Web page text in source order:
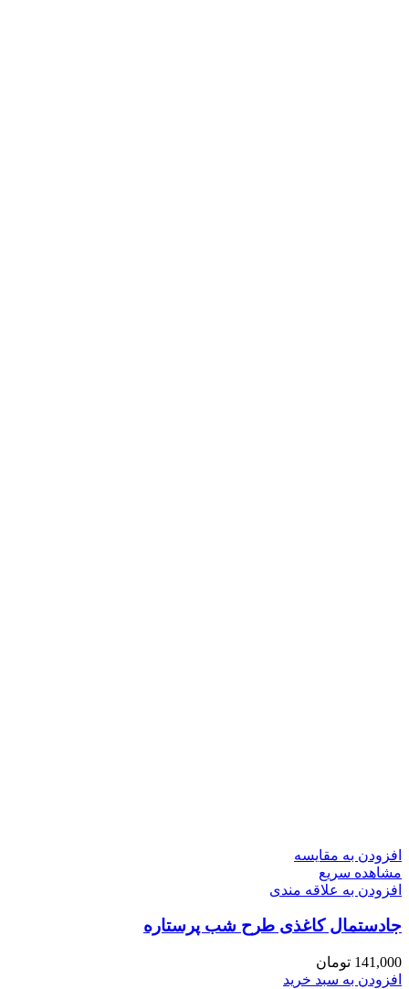
افزودن به مقایسه
مشاهده سریع
افزودن به علاقه مندی
جادستمال کاغذی طرح شب پرستاره
141,000 تومان
افزودن به سبد خرید